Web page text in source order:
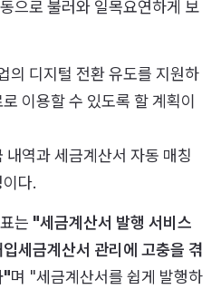
으로 불러와 일목요연하게 보
의 디지털 전환 유도를 지원하
이용할 수 있도록 할 계획이
역과 세금계산서 자동 매칭
다.
는 "세금계산서 발행 서비스
세금계산서 관리에 고충을 겪
"며 "세금계산서를 쉽게 발행하